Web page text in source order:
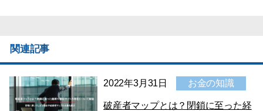
関連記事
2022年3月31日 お金の知識
破産者マップとは？閉鎖に至った経